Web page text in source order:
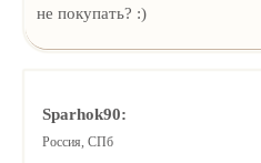
не покупать? :)
Sparhok90:
Россия, СПб